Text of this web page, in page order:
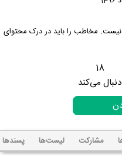
مخاطب را باید در درک محتوای
18
دنبال می‌کند
مشارکت لیست‌ها پسند‌ها